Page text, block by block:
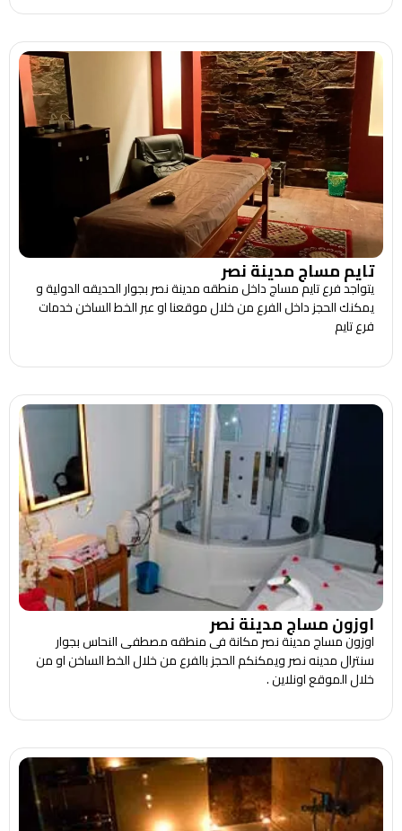
تايم مساج مدينة نصر
يتواجد فرع تايم مساج داخل منطقه مدينة نصر بجوار الحديقه الدولية و
يمكنك الحجز داخل الفرع من خلال موقعنا او عبر الخط الساخن خدمات
فرع تايم
اوزون مساج مدينة نصر
اوزون مساج مدينة نصر مكانة فى منطقه مصطفى النحاس بجوار
سنترال مدينه نصر ويمكنكم الحجز بالفرع من خلال الخط الساخن او من
خلال الموقع اونلاين .